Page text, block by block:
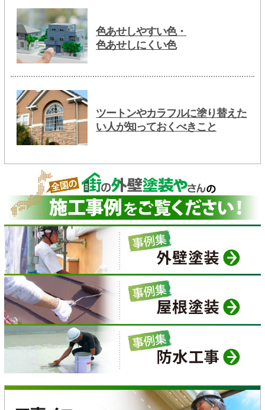
色あせしやすい色・
色あせしにくい色
ツートンやカラフルに塗り替えた
い人が知っておくべきこと